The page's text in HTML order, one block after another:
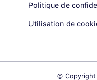
Politique de
Utilisation de
© Copyright